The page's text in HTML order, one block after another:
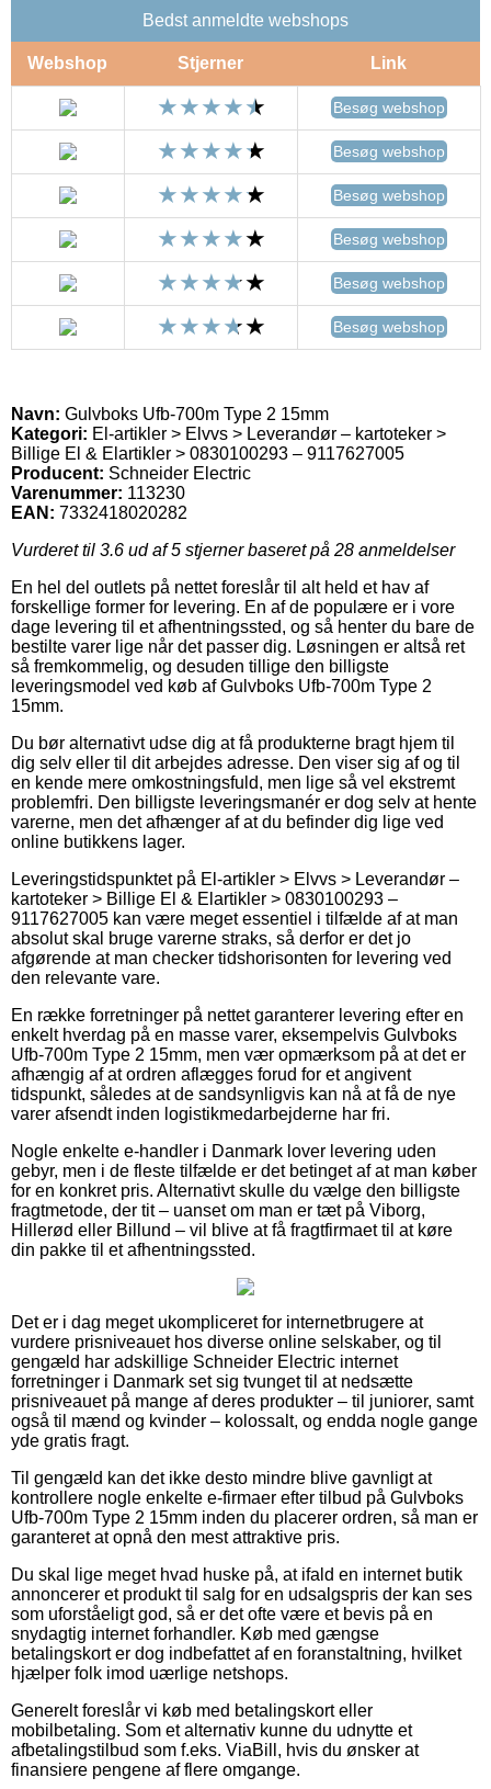
Bedst anmeldte webshops
Webshop Stjerner Link
Besøg webshop
Besøg webshop
Besøg webshop
Besøg webshop
Besøg webshop
Besøg webshop
Navn: Gulvboks Ufb-700m Type 2 15mm
Kategori: El-artikler > Elvvs > Leverandør – kartoteker >
Billige El & Elartikler > 0830100293 – 9117627005
Producent: Schneider Electric
Varenummer: 113230
EAN: 7332418020282
Vurderet til 3.6 ud af 5 stjerner baseret på 28 anmeldelser
En hel del outlets på nettet foreslår til alt held et hav af
forskellige former for levering. En af de populære er i vore
dage levering til et afhentningssted, og så henter du bare de
bestilte varer lige når det passer dig. Løsningen er altså ret
så fremkommelig, og desuden tillige den billigste
leveringsmodel ved køb af Gulvboks Ufb-700m Type 2
15mm.
Du bør alternativt udse dig at få produkterne bragt hjem til
dig selv eller til dit arbejdes adresse. Den viser sig af og til
en kende mere omkostningsfuld, men lige så vel ekstremt
problemfri. Den billigste leveringsmanér er dog selv at hente
varerne, men det afhænger af at du befinder dig lige ved
online butikkens lager.
Leveringstidspunktet på El-artikler > Elvvs > Leverandør –
kartoteker > Billige El & Elartikler > 0830100293 –
9117627005 kan være meget essentiel i tilfælde af at man
absolut skal bruge varerne straks, så derfor er det jo
afgørende at man checker tidshorisonten for levering ved
den relevante vare.
En række forretninger på nettet garanterer levering efter en
enkelt hverdag på en masse varer, eksempelvis Gulvboks
Ufb-700m Type 2 15mm, men vær opmærksom på at det er
afhængig af at ordren aflægges forud for et angivent
tidspunkt, således at de sandsynligvis kan nå at få de nye
varer afsendt inden logistikmedarbejderne har fri.
Nogle enkelte e-handler i Danmark lover levering uden
gebyr, men i de fleste tilfælde er det betinget af at man køber
for en konkret pris. Alternativt skulle du vælge den billigste
fragtmetode, der tit – uanset om man er tæt på Viborg,
Hillerød eller Billund – vil blive at få fragtfirmaet til at køre
din pakke til et afhentningssted.
Det er i dag meget ukompliceret for internetbrugere at
vurdere prisniveauet hos diverse online selskaber, og til
gengæld har adskillige Schneider Electric internet
forretninger i Danmark set sig tvunget til at nedsætte
prisniveauet på mange af deres produkter – til juniorer, samt
også til mænd og kvinder – kolossalt, og endda nogle gange
yde gratis fragt.
Til gengæld kan det ikke desto mindre blive gavnligt at
kontrollere nogle enkelte e-firmaer efter tilbud på Gulvboks
Ufb-700m Type 2 15mm inden du placerer ordren, så man er
garanteret at opnå den mest attraktive pris.
Du skal lige meget hvad huske på, at ifald en internet butik
annoncerer et produkt til salg for en udsalgspris der kan ses
som uforståeligt god, så er det ofte være et bevis på en
snydagtig internet forhandler. Køb med gængse
betalingskort er dog indbefattet af en foranstaltning, hvilket
hjælper folk imod uærlige netshops.
Generelt foreslår vi køb med betalingskort eller
mobilbetaling. Som et alternativ kunne du udnytte et
afbetalingstilbud som f.eks. ViaBill, hvis du ønsker at
finansiere pengene af flere omgange.